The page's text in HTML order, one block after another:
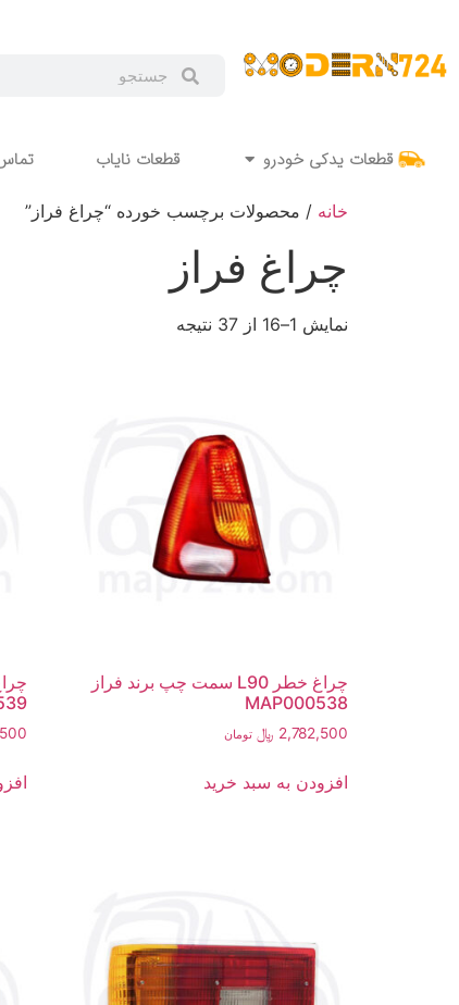
قطعات یدکی خودرو قطعات نایاب
خانه / محصولات برچسب خورده “چراغ فراز”
چراغ فراز
نمایش 1–16 از 37 نتیجه
چراغ خطر L90 سمت چپ برند فراز
MAP000538
2,782,500 ﷼ تومان
افزودن به سبد خرید